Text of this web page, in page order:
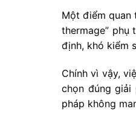
Một điểm quan
thermage”
định, khó kiểm
Chính vì vậy,
chọn đúng
pháp không